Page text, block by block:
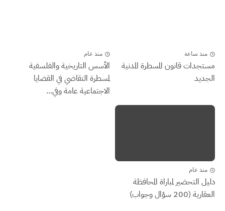
منذ ساعة
مستجدات قانون المسطرة المدنية
الجديد
منذ عام
الأسس التاريخية والفلسفية
لمسطرة التقاضي في القضايا
الاجتماعية عامة وفي...
منذ عام
دليل التحضير لمباراة المحافظة
العقارية (200 سؤال وجواب)